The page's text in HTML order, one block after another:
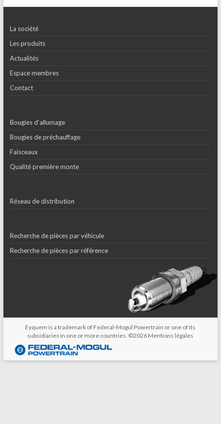
La société
Les produits
Actualités
Espace membres
Contact
Bougies d’allumage
Bougies de préchauffage
Faisceaux
Qualité première monte
Réseau de distribution
Recherche de pièces par véhicule
Recherche de pièces par référence
Eyquem is a trademark of Federal-Mogul Powertrain or one of its
subsidiaries in one or more countries. ©2026 Mentions légales